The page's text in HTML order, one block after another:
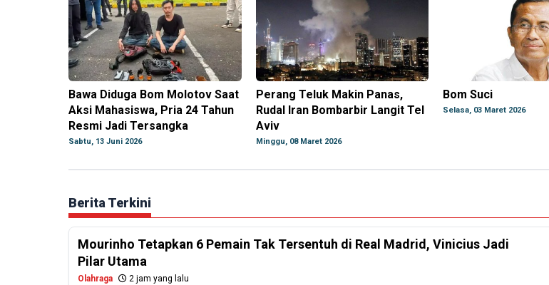
Bawa Diduga Bom Molotov Saat
Aksi Mahasiswa, Pria 24 Tahun
Resmi Jadi Tersangka
Sabtu, 13 Juni 2026
Perang Teluk Makin Panas,
Rudal Iran Bombarbir Langit Tel
Aviv
Minggu, 08 Maret 2026
Bom Suci
Selasa, 03 Maret 2026
Berita Terkini
Mourinho Tetapkan 6 Pemain Tak Tersentuh di Real Madrid, Vinicius Jadi
Pilar Utama
Olahraga 2 jam yang lalu